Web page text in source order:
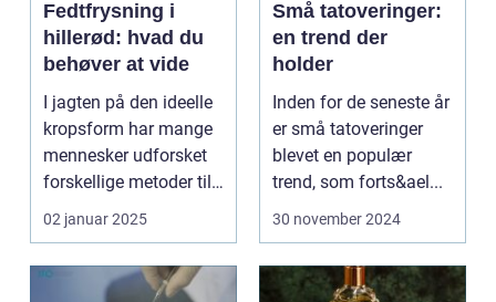
Fedtfrysning i
hillerød: hvad du
behøver at vide
I jagten på den ideelle
kropsform har mange
mennesker udforsket
forskellige metoder til
at red...
02 januar 2025
Små tatoveringer:
en trend der
holder
Inden for de seneste år
er små tatoveringer
blevet en populær
trend, som forts&ael...
30 november 2024